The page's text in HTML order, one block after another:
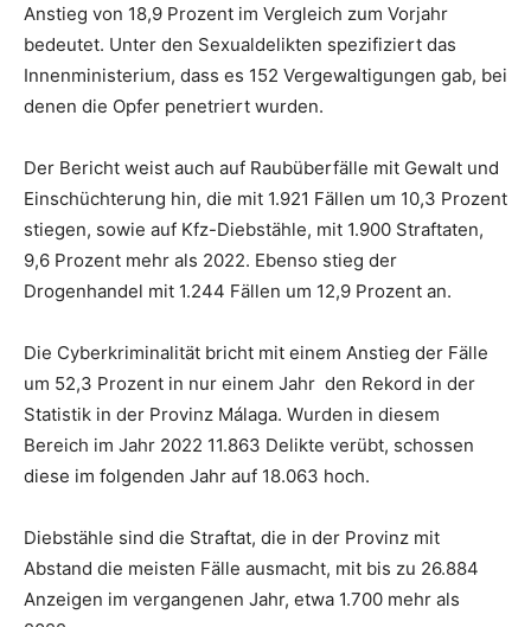
Anstieg von 18,9 Prozent im Vergleich zum Vorjahr
bedeutet. Unter den Sexualdelikten spezifiziert das
Innenministerium, dass es 152 Vergewaltigungen gab, bei
denen die Opfer penetriert wurden.
Der Bericht weist auch auf Raubüberfälle mit Gewalt und
Einschüchterung hin, die mit 1.921 Fällen um 10,3 Prozent
stiegen, sowie auf Kfz-Diebstähle, mit 1.900 Straftaten,
9,6 Prozent mehr als 2022. Ebenso stieg der
Drogenhandel mit 1.244 Fällen um 12,9 Prozent an.
Die Cyberkriminalität bricht mit einem Anstieg der Fälle
um 52,3 Prozent in nur einem Jahr den Rekord in der
Statistik in der Provinz Málaga. Wurden in diesem
Bereich im Jahr 2022 11.863 Delikte verübt, schossen
diese im folgenden Jahr auf 18.063 hoch.
Diebstähle sind die Straftat, die in der Provinz mit
Abstand die meisten Fälle ausmacht, mit bis zu 26.884
Anzeigen im vergangenen Jahr, etwa 1.700 mehr als